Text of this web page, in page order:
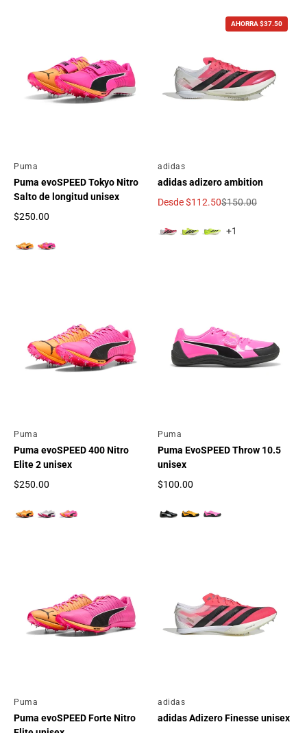
Por
Puma
Puma evoSPEED Tokyo Nitro
Salto de longitud unisex
$250.00
AHORRA $37.50
Por
adidas
adidas adizero ambition
Desde$112.50$150.00
+1
Por
Puma
Puma evoSPEED 400 Nitro
Elite 2 unisex
$250.00
Por
Puma
Puma EvoSPEED Throw 10.5
unisex
$100.00
Por
Puma
Puma evoSPEED Forte Nitro
Por
adidas
adidas Adizero Finesse unisex